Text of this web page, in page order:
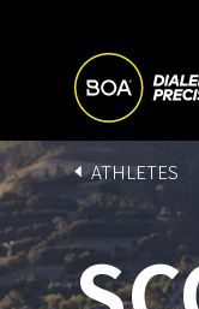
Begin main
B
R
ATHLETES